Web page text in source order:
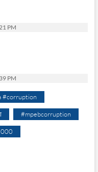
PM
PM
#corruption
#mpebcorruption
000